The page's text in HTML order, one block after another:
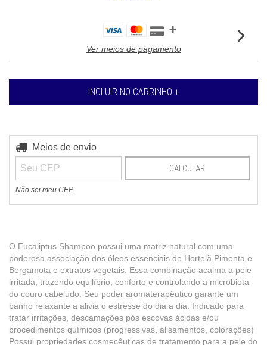
Ver meios de pagamento
Entregas para o CEP:
Meios de envio
CALCULAR
Não sei meu CEP
O Eucaliptus Shampoo possui uma matriz natural com uma
poderosa associação dos óleos essenciais de Hortelã Pimenta e
Bergamota e extratos vegetais. Essa combinação acalma a pele
irritada, trazendo equilíbrio, conforto e controlando a microbiota
do couro cabeludo. Seu poder aromaterapêutico garante um
banho relaxante a alivia o estresse do dia a dia. Indicado para
tratar irritações, descamações pós escovas ácidas e/ou
procedimentos químicos (progressivas, alisamentos, colorações)
Possui propriedades cosmecêuticas de tratamento para a pele do